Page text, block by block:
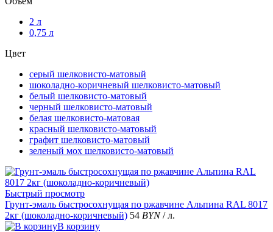
2 л
0,75 л
Цвет
серый шелковисто-матовый
шоколадно-коричневый шелковисто-матовый
белый шелковисто-матовый
черный шелковисто-матовый
белая шелковисто-матовая
красный шелковисто-матовый
графит шелковисто-матовый
зеленый мох шелковисто-матовый
Быстрый просмотр
Грунт-эмаль быстросохнущая по ржавчине Альпина RAL 8017
2кг (шоколадно-коричневый) 54 BYN / л.
В корзину